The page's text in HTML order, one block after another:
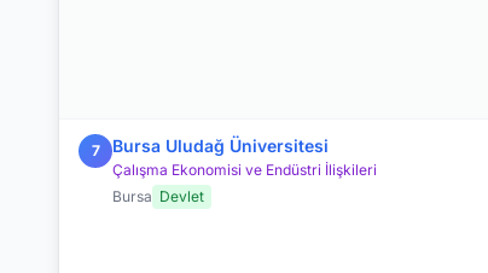
7 Bursa Uludağ Üniversitesi
Çalışma Ekonomisi ve Endüstri İlişkileri
Bursa Devlet